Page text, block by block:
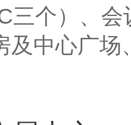
三个）、
及中心广场